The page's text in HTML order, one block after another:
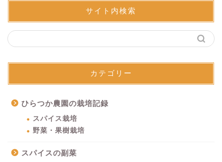
サイト内検索
カテゴリー
ひらつか農園の栽培記録
スパイス栽培
野菜・果樹栽培
スパイスの副菜